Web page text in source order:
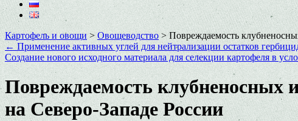
Картофель и овощи > Овощеводство >Повреждаемость
← Применение активных углей для нейтрализации остатков
Создание нового исходного материала для селекции картофеля в
Повреждаемость
на Северо-Западе России